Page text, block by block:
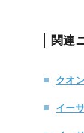
関連
クオ
イー